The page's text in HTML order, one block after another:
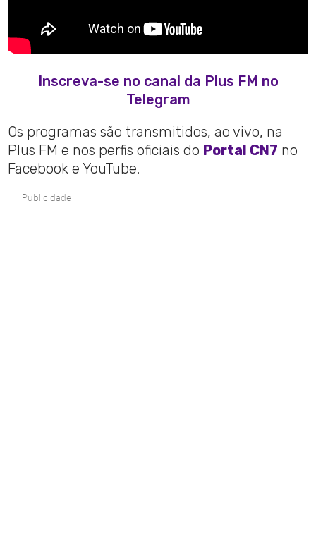
Inscreva-se no canal da Plus FM no
Telegram
Os programas são transmitidos, ao vivo, na
Plus FM e nos perfis oficiais do Portal CN7 no
Facebook e YouTube.
Publicidade